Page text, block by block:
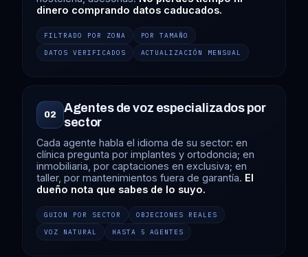
dinero comprando datos caducados.
FILTRADO POR ZONA
POR TAMAÑO
DATOS VERIFICADOS
ACTUALIZACIÓN MENSUAL
02
Agentes de voz especializados por
sector
Cada agente habla el idioma de su sector: en
clínica pregunta por implantes y ortodoncia; en
inmobiliaria, por captaciones en exclusiva; en
taller, por mantenimientos fuera de garantía. El
dueño nota que sabes de lo suyo.
GUION POR SECTOR
OBJECIONES REALES
VOZ NATURAL
HASTA 5 AGENTES